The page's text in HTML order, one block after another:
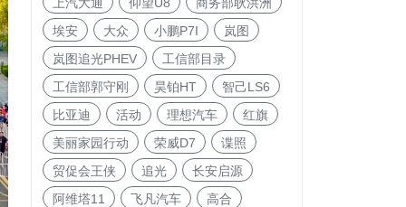
埃安
大众 小鹏P7I
岚图
岚图追光PHEV
工信部目录
工信部郭守刚
昊铂HT
智己LS6
比亚迪
活动 理想汽车
红旗
美丽家园行动
荣威D7
谍照
贸促会王侠
追光
长安启源
阿维塔11
飞凡汽车
高合